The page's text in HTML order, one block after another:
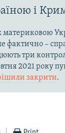
і
материковою
фактично –
три
2021 року
закрити.